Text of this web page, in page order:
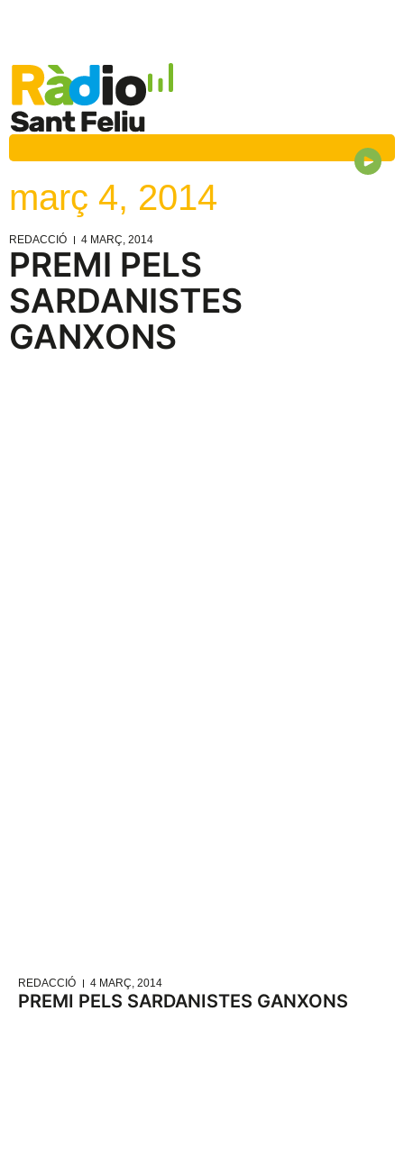
març 4, 2014
REDACCIÓ 4 MARÇ, 2014
PREMI PELS
SARDANISTES
GANXONS
REDACCIÓ 4 MARÇ, 2014
PREMI PELS SARDANISTES GANXONS